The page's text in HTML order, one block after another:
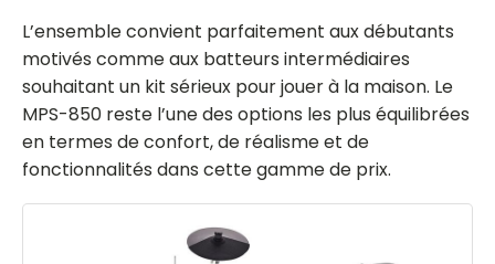
L’ensemble convient parfaitement aux débutants
motivés comme aux batteurs intermédiaires
souhaitant un kit sérieux pour jouer à la maison. Le
MPS-850 reste l’une des options les plus équilibrées
en termes de confort, de réalisme et de
fonctionnalités dans cette gamme de prix.